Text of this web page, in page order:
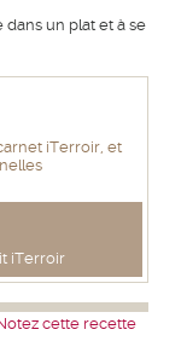
un plat et à se
iTerroir, et
iTerroir
cette recette